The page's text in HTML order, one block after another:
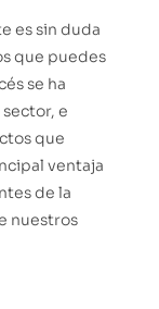
es sin duda
que puedes
se ha
e
que
ventaja
de la
nuestros